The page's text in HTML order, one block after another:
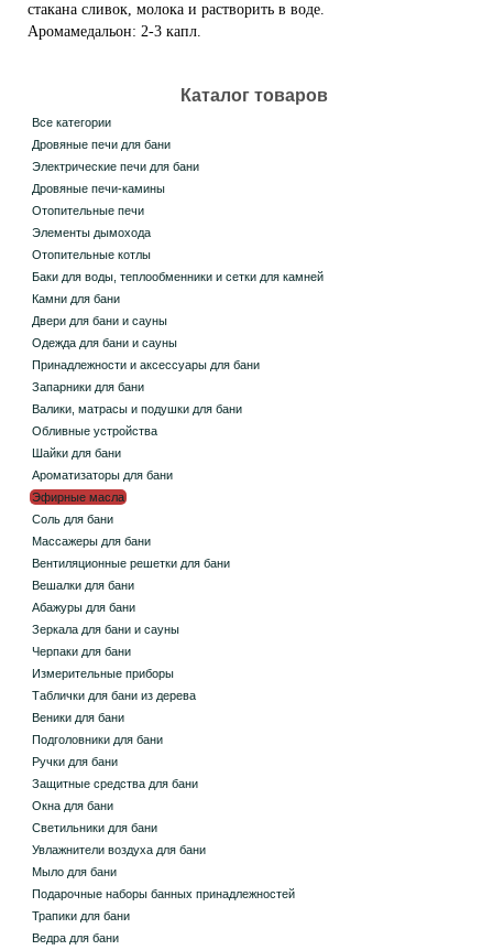
Каталог товаров
Все категории
Дровяные печи для бани
Электрические печи для бани
Дровяные печи-камины
Отопительные печи
Элементы дымохода
Отопительные котлы
Баки для воды, теплообменники и сетки для камней
Камни для бани
Двери для бани и сауны
Одежда для бани и сауны
Принадлежности и аксессуары для бани
Запарники для бани
Валики, матрасы и подушки для бани
Обливные устройства
Шайки для бани
Ароматизаторы для бани
Эфирные масла
Соль для бани
Массажеры для бани
Вентиляционные решетки для бани
Вешалки для бани
Абажуры для бани
Зеркала для бани и сауны
Черпаки для бани
Измерительные приборы
Таблички для бани из дерева
Веники для бани
Подголовники для бани
Ручки для бани
Защитные средства для бани
Окна для бани
Светильники для бани
Увлажнители воздуха для бани
Мыло для бани
Подарочные наборы банных принадлежностей
Трапики для бани
Ведра для бани
стакана сливок, молока и растворить в воде.
Аромамедальон: 2-3 капл.